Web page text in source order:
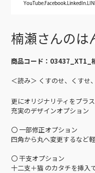
楠瀬さんのは
商品コード： 03437_XT1_
＜読み＞ くすのせ、くすせ
更にオリジナリティをプラ
充実のデザインオプション
〇 一部修正オプション
四角から丸へ変更するなど
〇 干支オプション
十二支＋猫 のカタチを挿入